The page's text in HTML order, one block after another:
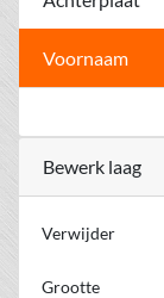
Voornaam
Bewerk laag
Verwijder
Grootte